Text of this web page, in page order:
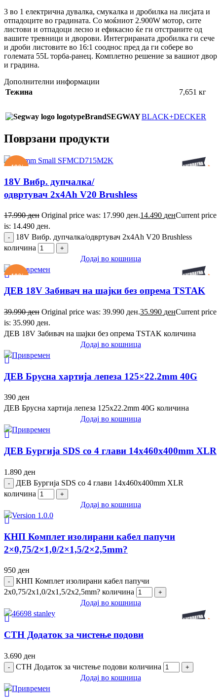
3 во 1 електрична дувалка, смукалка и дробилка на лисјата и
отпадоците во градината. Со моќниот 2.900W мотор, сите
листови и отпадоци лесно и ефикасно ќе ги отстраните од
вашите тревници и дворови. Интегрираната дробилка ги сече
и дроби листовите во 16:1 сооднос пред да ги собере во
големата 55L торба-ранец. Комплетно решение за вашиот двор
и градина.
Дополнителни информации
Тежина
7,651 кг
BrandSEGWAYBLACK+DECKER
Поврзани продукти
-19%
18V Вибр. дупчалка/
одвртувач 2x4Ah V20 Brushless
17.990ден Original price was: 17.990 ден.14.490 денCurrent price
is: 14.490 ден.
18V Вибр. дупчалка/одвртувач 2x4Ah V20 Brushless
количина
Додај во кошница
-10%
ДЕВ 18V Забивач на шајки без опрема TSTAK
39.990ден Original price was: 39.990 ден.35.990 денCurrent price
is: 35.990 ден.
ДЕВ 18V Забивач на шајки без опрема TSTAK количина
Додај во кошница
ДЕВ Брусна хартија лепеза 125×22.2mm 40G
390 ден
ДЕВ Брусна хартија лепеза 125x22.2mm 40G количина
Додај во кошница
ДЕВ Бургија SDS со 4 глави 14x460x400mm XLR
1.890 ден
ДЕВ Бургија SDS со 4 глави 14x460x400mm XLR
количина
Додај во кошница
КНП Комплет изолирани кабел папучи
2×0,75/2×1,0/2×1,5/2×2,5mm?
950 ден
КНП Комплет изолирани кабел папучи
2x0,75/2x1,0/2x1,5/2x2,5mm? количина
Додај во кошница
СТН Додаток за чистење подови
3.690 ден
СТН Додаток за чистење подови количина
Додај во кошница